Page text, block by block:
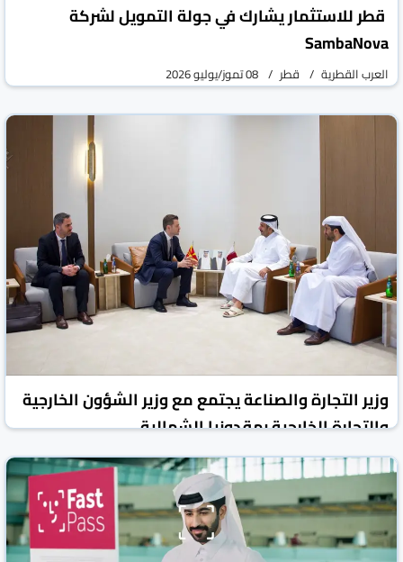
قطر للاستثمار يشارك في جولة التمويل لشركة
SambaNova
العرب القطرية قطر 08 تموز/يوليو 2026
وزير التجارة والصناعة يجتمع مع وزير الشؤون الخارجية
والتجارة الخارجية بمقدونيا الشمالية
العرب القطرية قطر 06 تموز/يوليو 2026